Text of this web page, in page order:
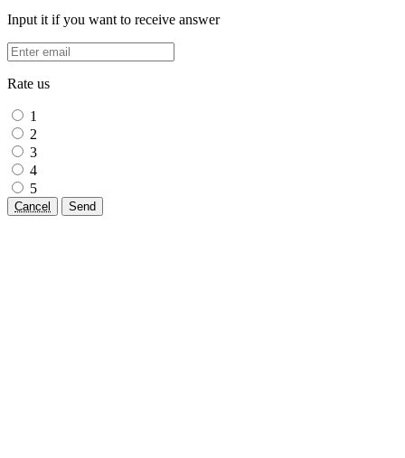
Input it if you want to receive answer
Rate us
1
2
3
4
5
Cancel Send